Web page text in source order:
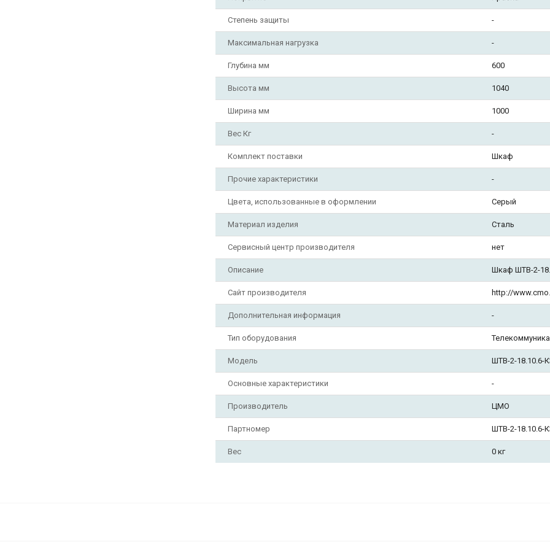
Степень защиты -
Максимальная нагрузка -
Глубина мм 600
Высота мм 1040
Ширина мм 1000
Вес Кг -
Комплект поставки Шкаф
Прочие характеристики -
Цвета, использованные в оформлении Серый
Материал изделия Сталь
Сервисный центр производителя нет
Описание Шкаф ШТВ-2-
Сайт производителя http://
Дополнительная информация -
Тип оборудования
Модель ШТВ-2-18.10.6-
Основные характеристики -
Производитель ЦМО
Партномер ШТВ-2-18.10.6-
Вес 0 кг